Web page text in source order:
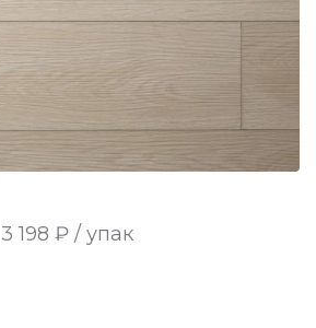
3 198 ₽ / упак